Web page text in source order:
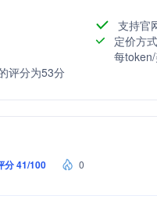
支持官
定价方
每
评分为53分
分 41/100 0